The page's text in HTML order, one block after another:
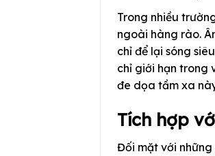
Trong nhiều
ngoài hàng rào.
chỉ để lại sóng
chỉ giới hạn trong
đe dọa tầm xa
Tích hợp
Đối mặt với